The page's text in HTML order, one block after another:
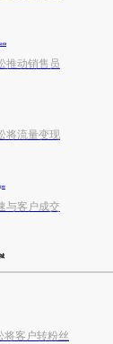
推动销售员
将流量变现
与客户成交
将客户转粉丝